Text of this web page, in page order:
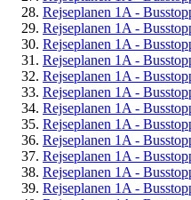
Rejseplanen 1A -
Rejseplanen 1A -
Rejseplanen 1A -
Rejseplanen 1A -
Rejseplanen 1A -
Rejseplanen 1A -
Rejseplanen 1A -
Rejseplanen 1A -
Rejseplanen 1A -
Rejseplanen 1A -
Rejseplanen 1A -
Rejseplanen 1A -